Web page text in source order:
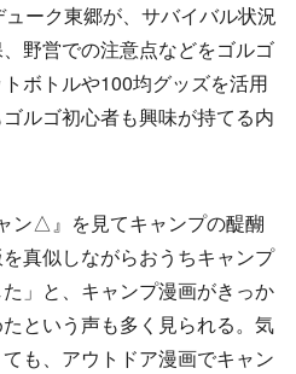
ーク東郷が、サバイバル状況
野営での注意点などをゴルゴ
ボトルや100均グッズを活用
ルゴ初心者も興味が持てる内
ン△』を見てキャンプの醍醐
真似しながらおうちキャンプ
」と、キャンプ漫画がきっか
という声も多く見られる。気
も、アウトドア漫画でキャン